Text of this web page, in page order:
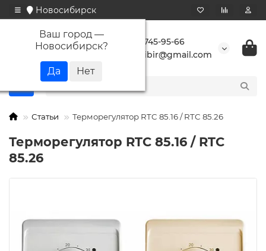
Новосибирск
Ваш город —
Новосибирск?
+7 923 745-95-66
buransibir@gmail.com
Статьи Терморегулятор RTC 85.16 / RTC 85.26
Терморегулятор RTC 85.16 / RTC
85.26